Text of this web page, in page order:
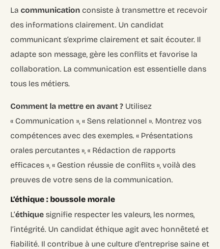
Lacommunication consiste à transmettre et recevoir
des informations clairement. Un candidat
communicant s’exprime clairement et sait écouter. Il
adapte son message, gère les conflits et favorise la
collaboration. La communication est essentielle dans
tous les métiers.
Comment la mettre en avant ? Utilisez
« Communication », « Sens relationnel ». Montrez vos
compétences avec des exemples. « Présentations
orales percutantes », « Rédaction de rapports
efficaces », « Gestion réussie de conflits », voilà des
preuves de votre sens de la communication.
L’éthique : boussole morale
L’éthique signifie respecter les valeurs, les normes,
l’intégrité. Un candidat éthique agit avec honnêteté et
fiabilité. Il contribue à une culture d’entreprise saine et